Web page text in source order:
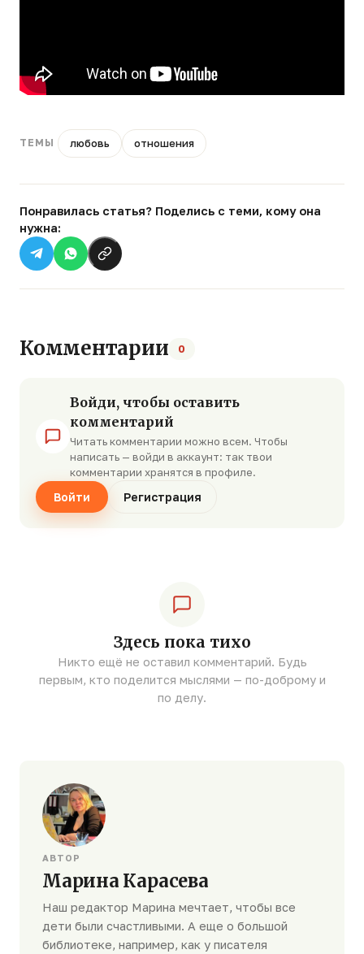
ТЕМЫ любовь отношения
Понравилась статья? Поделись с теми, кому она
нужна:
Комментарии 0
Войди, чтобы оставить
комментарий
Читать комментарии можно всем. Чтобы
написать — войди в аккаунт: так твои
комментарии хранятся в профиле.
Войти Регистрация
Здесь пока тихо
Никто ещё не оставил комментарий. Будь
первым, кто поделится мыслями — по-доброму и
по делу.
АВТОР
Марина Карасева
Наш редактор Марина мечтает, чтобы все
дети были счастливыми. А еще о большой
библиотеке, например, как у писателя